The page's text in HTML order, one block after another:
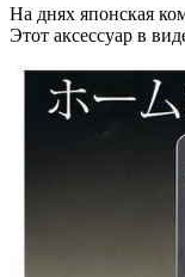
На днях японская
Этот аксессуар в